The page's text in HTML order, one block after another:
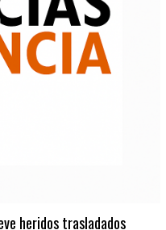
heridos trasladados